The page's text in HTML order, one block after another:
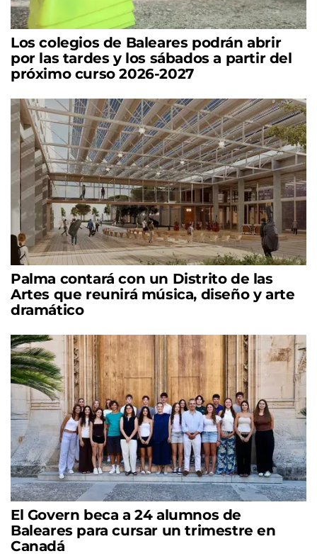
Los colegios de Baleares podrán abrir
por las tardes y los sábados a partir del
próximo curso 2026-2027
Palma contará con un Distrito de las
Artes que reunirá música, diseño y arte
dramático
El Govern beca a 24 alumnos de
Baleares para cursar un trimestre en
Canadá